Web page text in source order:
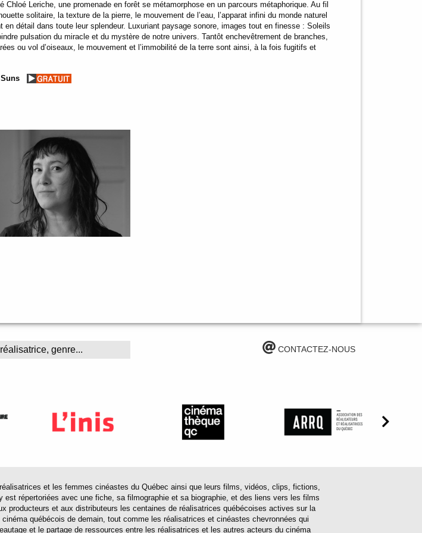
Chloé Leriche, une promenade en forêt se métamorphose en un parcours métaphorique. Au fil
solitaire, la texture de la pierre, le mouvement de l’eau, l’apparat infini du monde naturel
en détail dans toute leur splendeur. Luxuriant paysage sonore, images tout en finesse : Soleils
pulsation du miracle et du mystère de notre univers. Tantôt enchevêtrement de branches,
ou vol d’oiseaux, le mouvement et l’immobilité de la terre sont ainsi, à la fois fugitifs et
CONTACTEZ-NOUS
et les femmes cinéastes du Québec ainsi que leurs films, vidéos, clips, fictions,
répertoriées avec une fiche, sa filmographie et sa biographie, et des liens vers les films
producteurs et aux distributeurs les centaines de réalisatrices québécoises actives sur la
québécois de demain, tout comme les réalisatrices et cinéastes chevronnées qui
et le partage de ressources entre les réalisatrices et les autres acteurs du cinéma